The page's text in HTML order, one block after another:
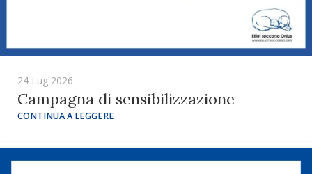
24 Lug 2026
Campagna di sensibilizzazione
CONTINUA A LEGGERE